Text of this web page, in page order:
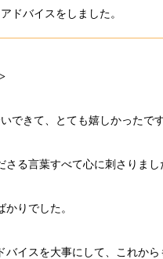
ドバイスをしました。
できて、とても嬉しかったです
さる言葉すべて心に刺さりまし
かりでした。
バイスを大事にして、これから